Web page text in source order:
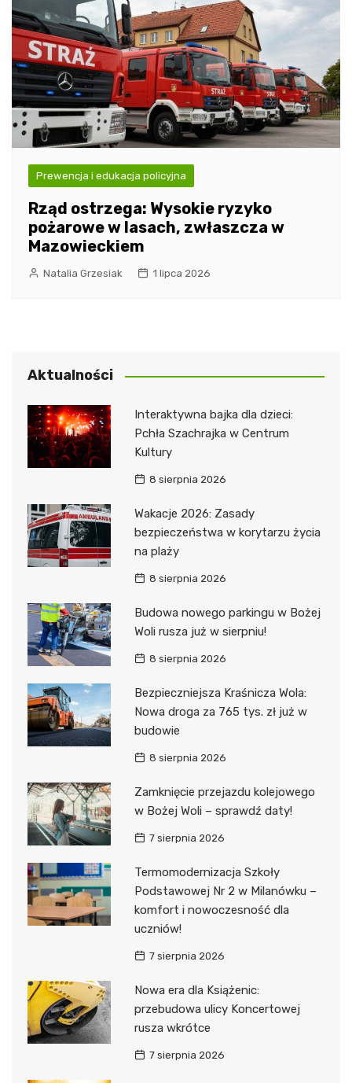
Prewencja i edukacja policyjna
Rząd ostrzega: Wysokie ryzyko
pożarowe w lasach, zwłaszcza w
Mazowieckiem
Natalia Grzesiak 1 lipca 2026
Aktualności
Interaktywna bajka dla dzieci:
Pchła Szachrajka w Centrum
Kultury
8 sierpnia 2026
Wakacje 2026: Zasady
bezpieczeństwa w korytarzu życia
na plaży
8 sierpnia 2026
Budowa nowego parkingu w Bożej
Woli rusza już w sierpniu!
8 sierpnia 2026
Bezpieczniejsza Kraśnicza Wola:
Nowa droga za 765 tys. zł już w
budowie
8 sierpnia 2026
Zamknięcie przejazdu kolejowego
w Bożej Woli – sprawdź daty!
7 sierpnia 2026
Termomodernizacja Szkoły
Podstawowej Nr 2 w Milanówku –
komfort i nowoczesność dla
uczniów!
7 sierpnia 2026
Nowa era dla Książenic:
przebudowa ulicy Koncertowej
rusza wkrótce
7 sierpnia 2026